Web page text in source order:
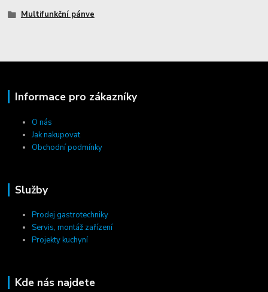
Multifunkční pánve
Informace pro zákazníky
O nás
Jak nakupovat
Obchodní podmínky
Služby
Prodej gastrotechniky
Servis, montáž zařízení
Projekty kuchyní
Kde nás najdete